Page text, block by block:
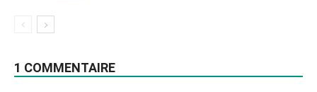
1 COMMENTAIRE